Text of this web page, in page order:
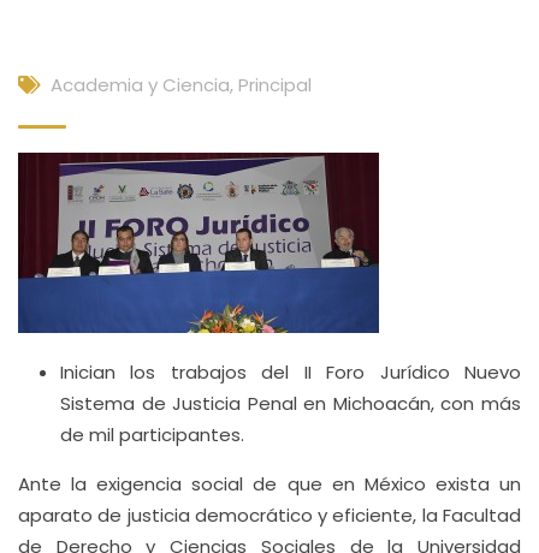
Academia y Ciencia, Principal
Inician los trabajos del II Foro Jurídico Nuevo
Sistema de Justicia Penal en Michoacán, con más
de mil participantes.
Ante la exigencia social de que en México exista un
aparato de justicia democrático y eficiente, la Facultad
de Derecho y Ciencias Sociales de la Universidad